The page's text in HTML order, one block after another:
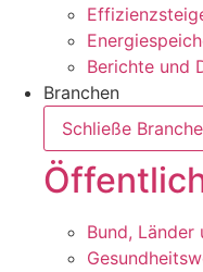
Berichte und
Branchen
Schließe
Bund, Länder